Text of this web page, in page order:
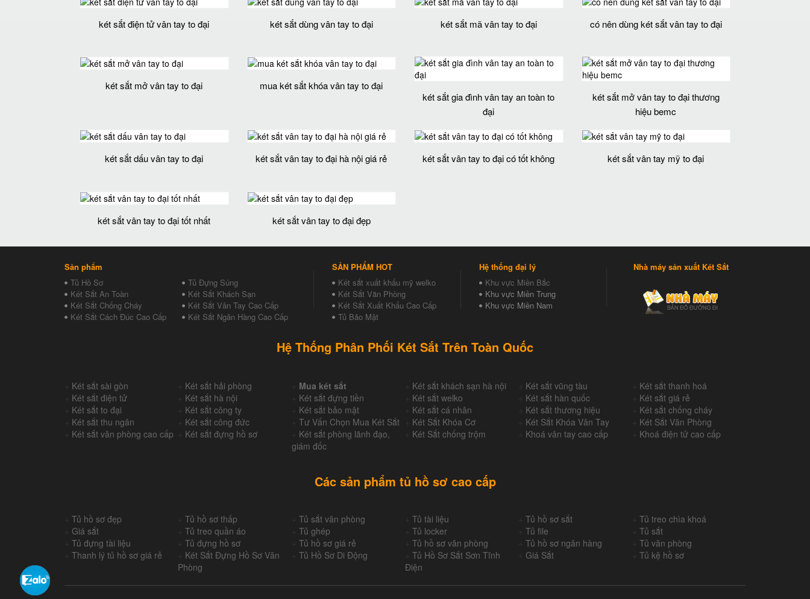
két sắt điện tử vân tay to đại két sắt dùng vân tay to đại két sắt mã vân tay to đại có nên dùng két sắt vân tay to đại
két sắt mở vân tay to đại
mua két sắt khóa vân tay to đại
két sắt gia đình vân tay an toàn to
đại
két sắt mở vân tay to đại thương
hiệu bemc
két sắt dấu vân tay to đại két sắt vân tay to đại hà nội giá rẻ két sắt vân tay to đại có tốt không két sắt vân tay mỹ to đại
két sắt vân tay to đại tốt nhất két sắt vân tay to đại đẹp
Sản phẩm
Tủ Hồ Sơ
Tủ Đựng Súng
Két Sắt An Toàn
Két Sắt Khách Sạn
Két Sắt Chống Cháy
Két Sắt Vân Tay Cao Cấp
Két Sắt Cách Đúc Cao Cấp
Két Sắt Ngân Hàng Cao Cấp
SẢN PHẨM HOT
Két sắt xuất khẩu mỹ welko
Két Sắt Văn Phòng
Két Sắt Xuất Khẩu Cao Cấp
Tủ Bảo Mật
Hệ thống đại lý
Khu vực Miền Bắc
Khu vực Miền Trung
Khu vực Miền Nam
Nhà máy sản xuất Két Sắt
Hệ Thống Phân Phối Két Sắt Trên Toàn Quốc
Két sắt sài gòn Két sắt hải phòng Mua két sắt Két sắt khách sạn hà nội Két sắt vũng tàu
Két sắt thanh hoá
Két sắt điện tử Két sắt hà nội Két sắt đựng tiền Két sắt welko Két sắt hàn quốc
Két sắt giá rẻ
Két sắt to đại Két sắt công ty Két sắt bảo mật Két sắt cá nhân Két sắt thương hiệu
Két sắt chống cháy
Két sắt thu ngân Két sắt công đức Tư Vấn Chọn Mua Két Sắt Két Sắt Khóa Cơ Két Sắt Khóa Vân Tay
Két Sắt Văn Phòng
Két sắt văn phòng cao cấp Két sắt đựng hồ sơ
Két sắt phòng lãnh đạo,
giám đốc
Két Sắt chống trộm Khoá vân tay cao cấp Khoá điện tử cao cấp
Các sản phẩm tủ hồ sơ cao cấp
Tủ hồ sơ đẹp +Tủ hồ sơ thấp Tủ sắt văn phòng Tủ tài liệu +Tủ hồ sơ sắt
Tủ treo chìa khoá
Giá sắt +Tủ treo quần áo Tủ ghép Tủ locker +Tủ file
Tủ sắt
Tủ đựng tài liệu +Tủ đựng hồ sơ Tủ hồ sơ giá rẻ Tủ hồ sơ văn phòng +Tủ hồ sơ ngân hàng
Tủ văn phòng
Thanh lý tủ hồ sơ giá rẻ
Két Sắt Đựng Hồ Sơ Văn
Phòng
Tủ Hồ Sơ Di Động
Tủ Hồ Sơ Sắt Sơn Tĩnh
Điện
+Giá Sắt Tủ kệ hồ sơ